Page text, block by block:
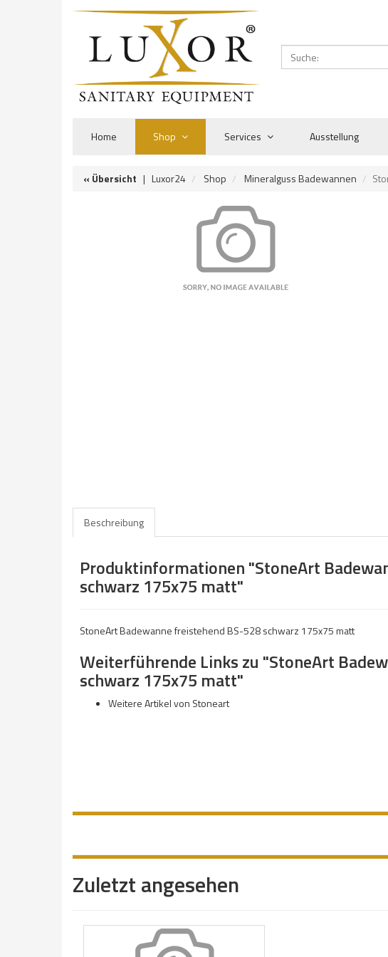
Home Shop Services Ausstellung
« Übersicht | Luxor24 Shop Mineralguss Badewannen
Beschreibung
Produktinformationen "StoneArt
schwarz 175x75 matt"
StoneArt Badewanne freistehend BS-528 schwarz 175x75 matt
Weiterführende Links zu "StoneArt
schwarz 175x75 matt"
Weitere Artikel von Stoneart
Zuletzt angesehen